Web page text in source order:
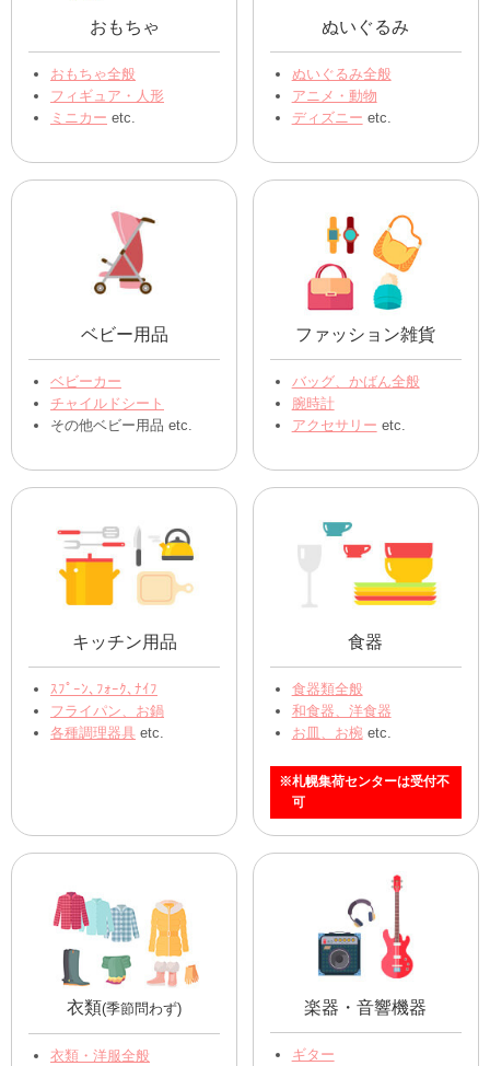
おもちゃ
おもちゃ全般
フィギュア・人形
ミニカー etc.
ぬいぐるみ
ぬいぐるみ全般
アニメ・動物
ディズニー etc.
ベビー用品
ベビーカー
チャイルドシート
その他ベビー用品 etc.
ファッション雑貨
バッグ、かばん全般
腕時計
アクセサリー etc.
キッチン用品
ｽﾌﾟｰﾝ､ﾌｫｰｸ､ﾅｲﾌ
フライパン、お鍋
各種調理器具 etc.
食器
食器類全般
和食器、洋食器
お皿、お椀etc.
※札幌集荷センターは受付不
可
衣類(季節問わず)
衣類・洋服全般
楽器・音響機器
ギター